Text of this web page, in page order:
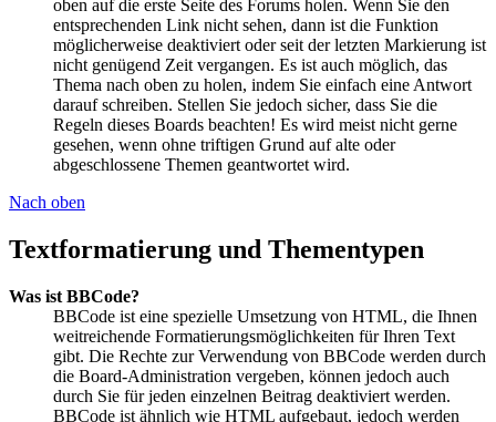
oben auf die erste Seite des Forums holen. Wenn Sie den
entsprechenden Link nicht sehen, dann ist die Funktion
möglicherweise deaktiviert oder seit der letzten Markierung ist
nicht genügend Zeit vergangen. Es ist auch möglich, das
Thema nach oben zu holen, indem Sie einfach eine Antwort
darauf schreiben. Stellen Sie jedoch sicher, dass Sie die
Regeln dieses Boards beachten! Es wird meist nicht gerne
gesehen, wenn ohne triftigen Grund auf alte oder
abgeschlossene Themen geantwortet wird.
Nach oben
Textformatierung und Thementypen
Was ist BBCode?
BBCode ist eine spezielle Umsetzung von HTML, die Ihnen
weitreichende Formatierungsmöglichkeiten für Ihren Text
gibt. Die Rechte zur Verwendung von BBCode werden durch
die Board-Administration vergeben, können jedoch auch
durch Sie für jeden einzelnen Beitrag deaktiviert werden.
BBCode ist ähnlich wie HTML aufgebaut, jedoch werden